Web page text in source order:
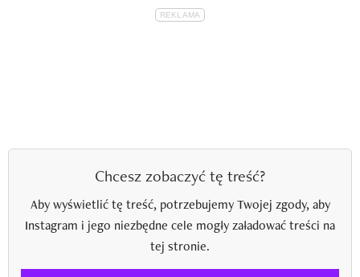
Chcesz zobaczyć tę treść?
Aby wyświetlić tę treść, potrzebujemy Twojej zgody, aby
Instagram i jego niezbędne cele mogły załadować treści na
tej stronie.